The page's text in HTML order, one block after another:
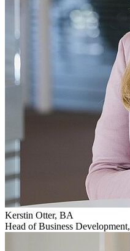
Kerstin Otter, BA
Head of Business Development,